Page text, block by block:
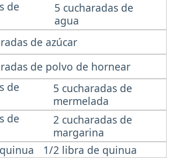
5 cucharadas de
agua
de azúcar
de polvo de hornear
5 cucharadas de
mermelada
2 cucharadas de
margarina
1/2 libra de quinua